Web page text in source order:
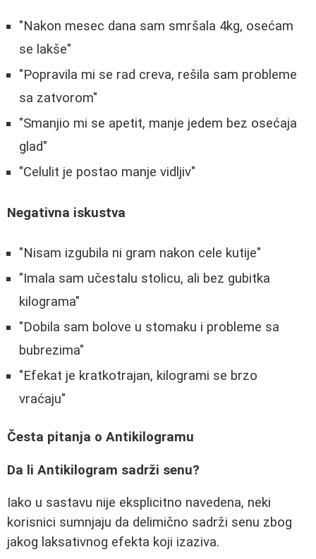
"Nakon mesec dana sam smršala 4kg, osećam
se lakše"
"Popravila mi se rad creva, rešila sam probleme
sa zatvorom"
"Smanjio mi se apetit, manje jedem bez osećaja
glad"
"Celulit je postao manje vidljiv"
Negativna iskustva
"Nisam izgubila ni gram nakon cele kutije"
"Imala sam učestalu stolicu, ali bez gubitka
kilograma"
"Dobila sam bolove u stomaku i probleme sa
bubrezima"
"Efekat je kratkotrajan, kilogrami se brzo
vraćaju"
Česta pitanja o Antikilogramu
Da li Antikilogram sadrži senu?
Iako u sastavu nije eksplicitno navedena, neki
korisnici sumnjaju da delimično sadrži senu zbog
jakog laksativnog efekta koji izaziva.